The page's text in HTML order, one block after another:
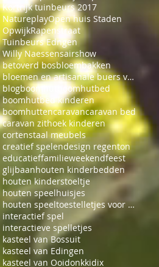
Kortrijk tuinbeurs 2017
NatureplayOpen huis Staden
OpwijkRapenstraat
Tuinbeurs Edngen
Willy Naessensairshow
betoverd bosbloembakken
bloemen en artisanale buers van Bossuit
blogboomhut
boomhutbed
boomhutbed kinderen
boomhuttencaravancaravan bed
caravan zithoek kinderen
cortenstaal meubels
creatief spelendesign regenton
educatieffamilieweekendfeest
glijbaanhouten kinderbedden
houten kinderstoeltje
houten speelhuisjes
houten speeltoestelletjes voor binnen
interactief spel
interactieve spelletjes
kasteel van Bossuit
kasteel van Edingen
kasteel van Ooidonkkidix